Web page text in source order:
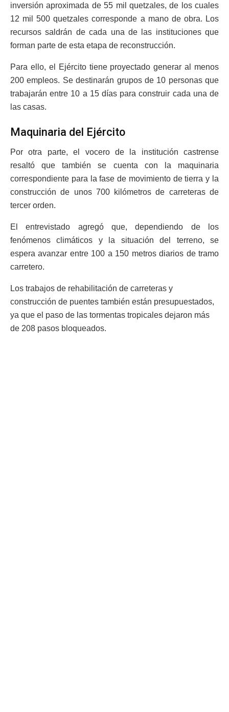
inversión aproximada de 55 mil quetzales, de los cuales
12 mil 500 quetzales corresponde a mano de obra. Los
recursos saldrán de cada una de las instituciones que
forman parte de esta etapa de reconstrucción.
Para ello, el Ejército tiene proyectado generar al menos
200 empleos. Se destinarán grupos de 10 personas que
trabajarán entre 10 a 15 días para construir cada una de
las casas.
Maquinaria del Ejército
Por otra parte, el vocero de la institución castrense
resaltó que también se cuenta con la maquinaria
correspondiente para la fase de movimiento de tierra y la
construcción de unos 700 kilómetros de carreteras de
tercer orden.
El entrevistado agregó que, dependiendo de los
fenómenos climáticos y la situación del terreno, se
espera avanzar entre 100 a 150 metros diarios de tramo
carretero.
Los trabajos de rehabilitación de carreteras y
construcción de puentes también están presupuestados,
ya que el paso de las tormentas tropicales dejaron más
de 208 pasos bloqueados.